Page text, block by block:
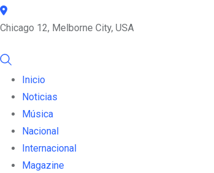
Chicago 12, Melborne City, USA
Inicio
Noticias
Música
Nacional
Internacional
Magazine